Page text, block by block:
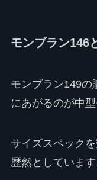
モンブラン146
モンブラン149の
にあがるのが中
サイズスペック
歴然としています